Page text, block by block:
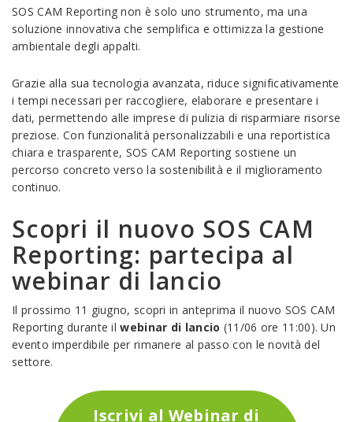
SOS CAM Reporting non è solo uno strumento, ma una
soluzione innovativa che semplifica e ottimizza la gestione
ambientale degli appalti.
Grazie alla sua tecnologia avanzata, riduce significativamente
i tempi necessari per raccogliere, elaborare e presentare i
dati, permettendo alle imprese di pulizia di risparmiare risorse
preziose. Con funzionalità personalizzabili e una reportistica
chiara e trasparente, SOS CAM Reporting sostiene un
percorso concreto verso la sostenibilità e il miglioramento
continuo.
Scopri il nuovo SOS CAM
Reporting: partecipa al
webinar di lancio
Il prossimo 11 giugno, scopri in anteprima il nuovo SOS CAM
Reporting durante ilwebinar di lancio (11/06 ore 11:00). Un
evento imperdibile per rimanere al passo con le novità del
settore.
Iscrivi al Webinar di